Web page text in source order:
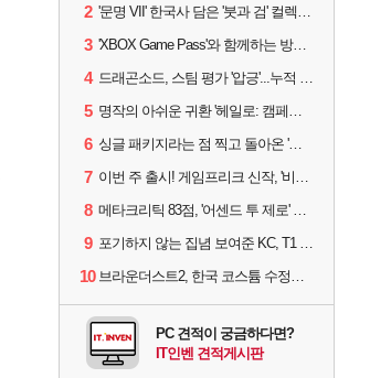
2 '문명 VII' 한국사 담은 '붓과 검' 컬렉션 파트 2 출시
3 'XBOX Game Pass'와 함께하는 방구석 피서 게임 4종!
4 드래곤소드, 스팀 평가 '압긍'...누적 판매량 20만장 돌파
5 명작의 아쉬운 귀환 '헤일로: 캠페인 이볼브드'
6 싱글 패키지라는 점 찍고 돌아온 '드래곤소드: 어웨이크닝'
7 이번 주 출시! 게임프리크 신작, '비스트 오브 리인카네이션'
8 메타크리틱 83점, '어센드 투 제로' 정식 출시!
9 포기하지 않는 집념 보여준 KC, T1 잡았다
10 브라운더스트2, 한국 코스튬 수정… 이준희 PD "안 하면 서비스 지속 불가"
PC 견적이 궁금하다면?
IT인벤 견적게시판